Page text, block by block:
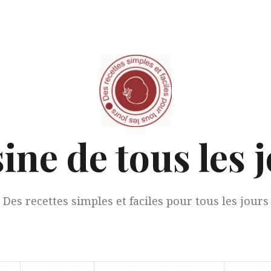
de tous les
Des recettes simples et faciles pour tous les jours